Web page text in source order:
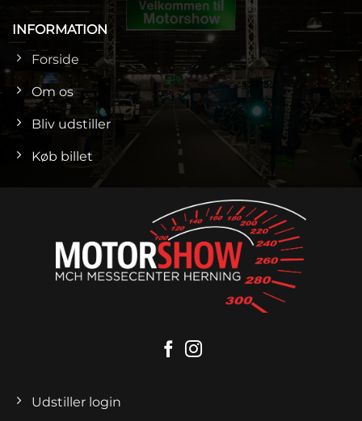
INFORMATION
Forside
Om os
Bliv udstiller
Køb billet
Udstiller login